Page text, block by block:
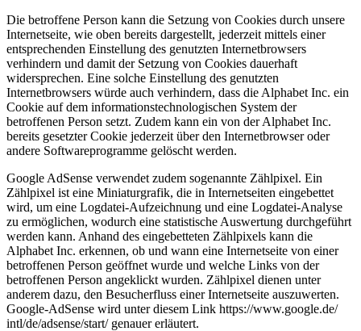
Die betroffene Person kann die Setzung von Cookies durch unsere
Internetseite, wie oben bereits dargestellt, jederzeit mittels einer
entsprechenden Einstellung des genutzten Internetbrowsers
verhindern und damit der Setzung von Cookies dauerhaft
widersprechen. Eine solche Einstellung des genutzten
Internetbrowsers würde auch verhindern, dass die Alphabet Inc. ein
Cookie auf dem informationstechnologischen System der
betroffenen Person setzt. Zudem kann ein von der Alphabet Inc.
bereits gesetzter Cookie jederzeit über den Internetbrowser oder
andere Softwareprogramme gelöscht werden.
Google AdSense verwendet zudem sogenannte Zählpixel. Ein
Zählpixel ist eine Miniaturgrafik, die in Internetseiten eingebettet
wird, um eine Logdatei-Aufzeichnung und eine Logdatei-Analyse
zu ermöglichen, wodurch eine statistische Auswertung durchgeführt
werden kann. Anhand des eingebetteten Zählpixels kann die
Alphabet Inc. erkennen, ob und wann eine Internetseite von einer
betroffenen Person geöffnet wurde und welche Links von der
betroffenen Person angeklickt wurden. Zählpixel dienen unter
anderem dazu, den Besucherfluss einer Internetseite auszuwerten.
Google-AdSense wird unter diesem Link https://www.google.de/
intl/de/adsense/start/ genauer erläutert.